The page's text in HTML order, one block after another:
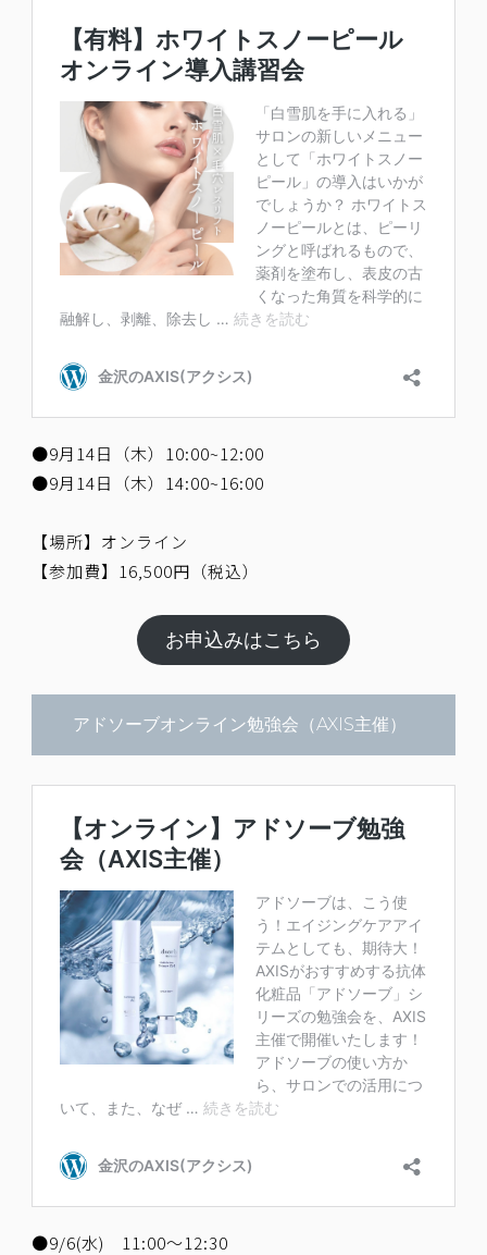
●9月14日（木）10:00~12:00
●9月14日（木）14:00~16:00
【場所】オンライン
【参加費】16,500円（税込）
お申込みはこちら
アドソーブオンライン勉強会（AXIS主催）
●9/6(水) 11:00～12:30